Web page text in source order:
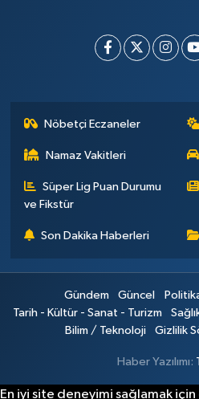
Nöbetçi Eczaneler
Namaz Vakitleri
Süper Lig Puan Durumu
ve Fikstür
Son Dakika Haberleri
Gündem Güncel
Tarih - Kültür - Sanat - Turizm
Bilim / Teknoloji
Gizlilik
Haber Yazılımı:
En iyi site deneyimi sağlamak